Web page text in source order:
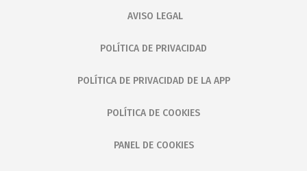
AVISO LEGAL
POLÍTICA DE PRIVACIDAD
POLÍTICA DE PRIVACIDAD DE LA APP
POLÍTICA DE COOKIES
PANEL DE COOKIES